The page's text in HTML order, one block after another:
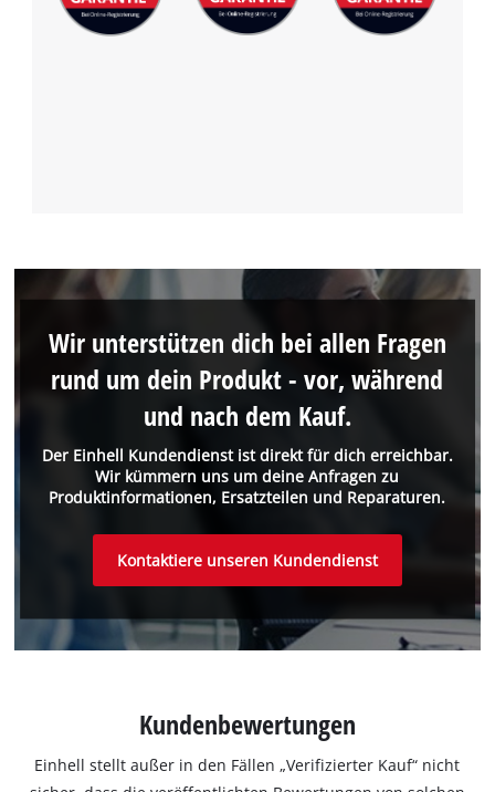
Der Einhell Kundendienst ist direkt für dich erreichbar.
Wir kümmern uns um deine Anfragen zu
Produktinformationen, Ersatzteilen und Reparaturen.
Wir unterstützen dich bei allen Fragen
rund um dein Produkt - vor, während
und nach dem Kauf.
Kontaktiere unseren Kundendienst
Kundenbewertungen
Einhell stellt außer in den Fällen „Verifizierter Kauf“ nicht